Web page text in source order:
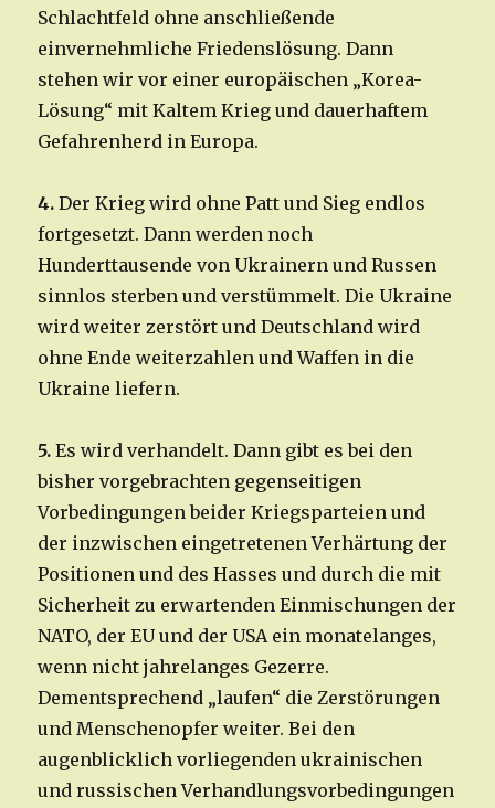
Schlachtfeld ohne anschließende
einvernehmliche Friedenslösung. Dann
stehen wir vor einer europäischen „Korea-
Lösung“ mit Kaltem Krieg und dauerhaftem
Gefahrenherd in Europa.
4. Der Krieg wird ohne Patt und Sieg endlos
fortgesetzt. Dann werden noch
Hunderttausende von Ukrainern und Russen
sinnlos sterben und verstümmelt. Die Ukraine
wird weiter zerstört und Deutschland wird
ohne Ende weiterzahlen und Waffen in die
Ukraine liefern.
5. Es wird verhandelt. Dann gibt es bei den
bisher vorgebrachten gegenseitigen
Vorbedingungen beider Kriegsparteien und
der inzwischen eingetretenen Verhärtung der
Positionen und des Hasses und durch die mit
Sicherheit zu erwartenden Einmischungen der
NATO, der EU und der USA ein monatelanges,
wenn nicht jahrelanges Gezerre.
Dementsprechend „laufen“ die Zerstörungen
und Menschenopfer weiter. Bei den
augenblicklich vorliegenden ukrainischen
und russischen Verhandlungsvorbedingungen